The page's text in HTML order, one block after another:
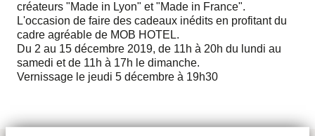
créateurs "Made in Lyon" et "Made in France".
L'occasion de faire des cadeaux inédits en profitant du
cadre agréable de MOB HOTEL.
Du 2 au 15 décembre 2019, de 11h à 20h du lundi au
samedi et de 11h à 17h le dimanche.
Vernissage le jeudi 5 décembre à 19h30